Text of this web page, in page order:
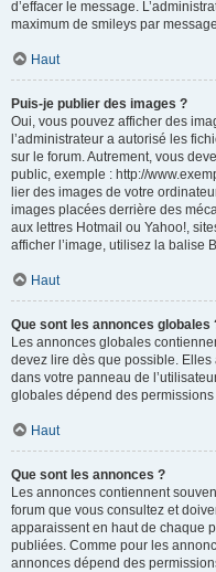
d’effacer le message.
maximum de smileys par
Haut
Puis-je publier des images ?
Oui, vous pouvez afficher des
l’administrateur a autorisé les
sur le forum. Autrement, vous
public, exemple : http://
lier des images de votre
images placées derrière des
aux lettres Hotmail ou Yahoo!,
afficher l’image, utilisez la balise
Haut
Que sont les annonces globales
Les annonces globales
devez lire dès que possible.
dans votre panneau de
globales dépend des
Haut
Que sont les annonces ?
Les annonces contiennent
forum que vous consultez et
apparaissent en haut de chaque
publiées. Comme pour les
annonces dépend des